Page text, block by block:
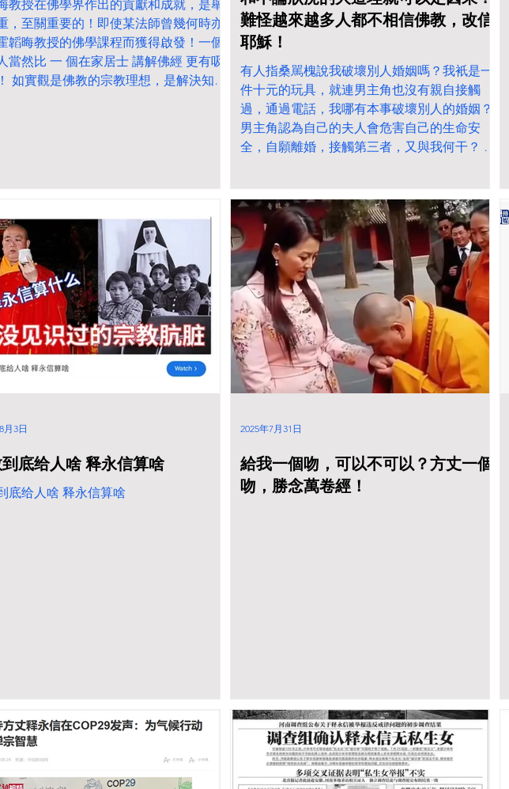
教授在佛學界作出的貢獻和成就，是舉
，至關重要的！即使某法師曾幾何時亦
韜晦教授的佛學課程而獲得啟發！一個
當然比 一 個在家居士 講解佛經 更有吸
如實觀是佛教的宗教理想，是解決知識
終有賴說明引導。佛陀說法，即是此
則眾生從何悟入？ 《本來面目》書9頁
經》……：「 佛為一大事因緣出現於
「以無數方便引導眾生。」以我的觀
就是一種「如實」的教學之方法。如甚
如接引之實，如眾生根器之實，如時代
如社會文化背景之實；能如實方能施
也就是我所說的「相應原則」。 佛教之
，即從相應原則來。 《現代 佛學》書2-
。如此互觀之後，再擴大及其他人，最
難怪越來越多人都不相信佛教，改信
耶穌！
有人指桑駡槐說我破壞別人婚姻嗎？我衹是一
件十元的玩具，就連男主角也沒有親自接觸
過，通過電話，我哪有本事破壞別人的婚姻？
男主角認為自己的夫人會危害自己的生命安
全，自願離婚，接觸第三者，又與我何干？ 佛
兒童婦女，塗炭生靈，那些人就沒有報應? 各
人自有前世今生因果，一句 不分輕重，不分是
非，不分善惡，不論條件和不論狀況的大道理
就可以定因果。難怪越來越多人都不相信佛
教，改信耶穌！
底给人啥 释永信算啥
底给人啥 释永信算啥
月3日
給我一個吻，可以不可以？方丈一個
吻，勝念萬卷經！
2025年7月31日